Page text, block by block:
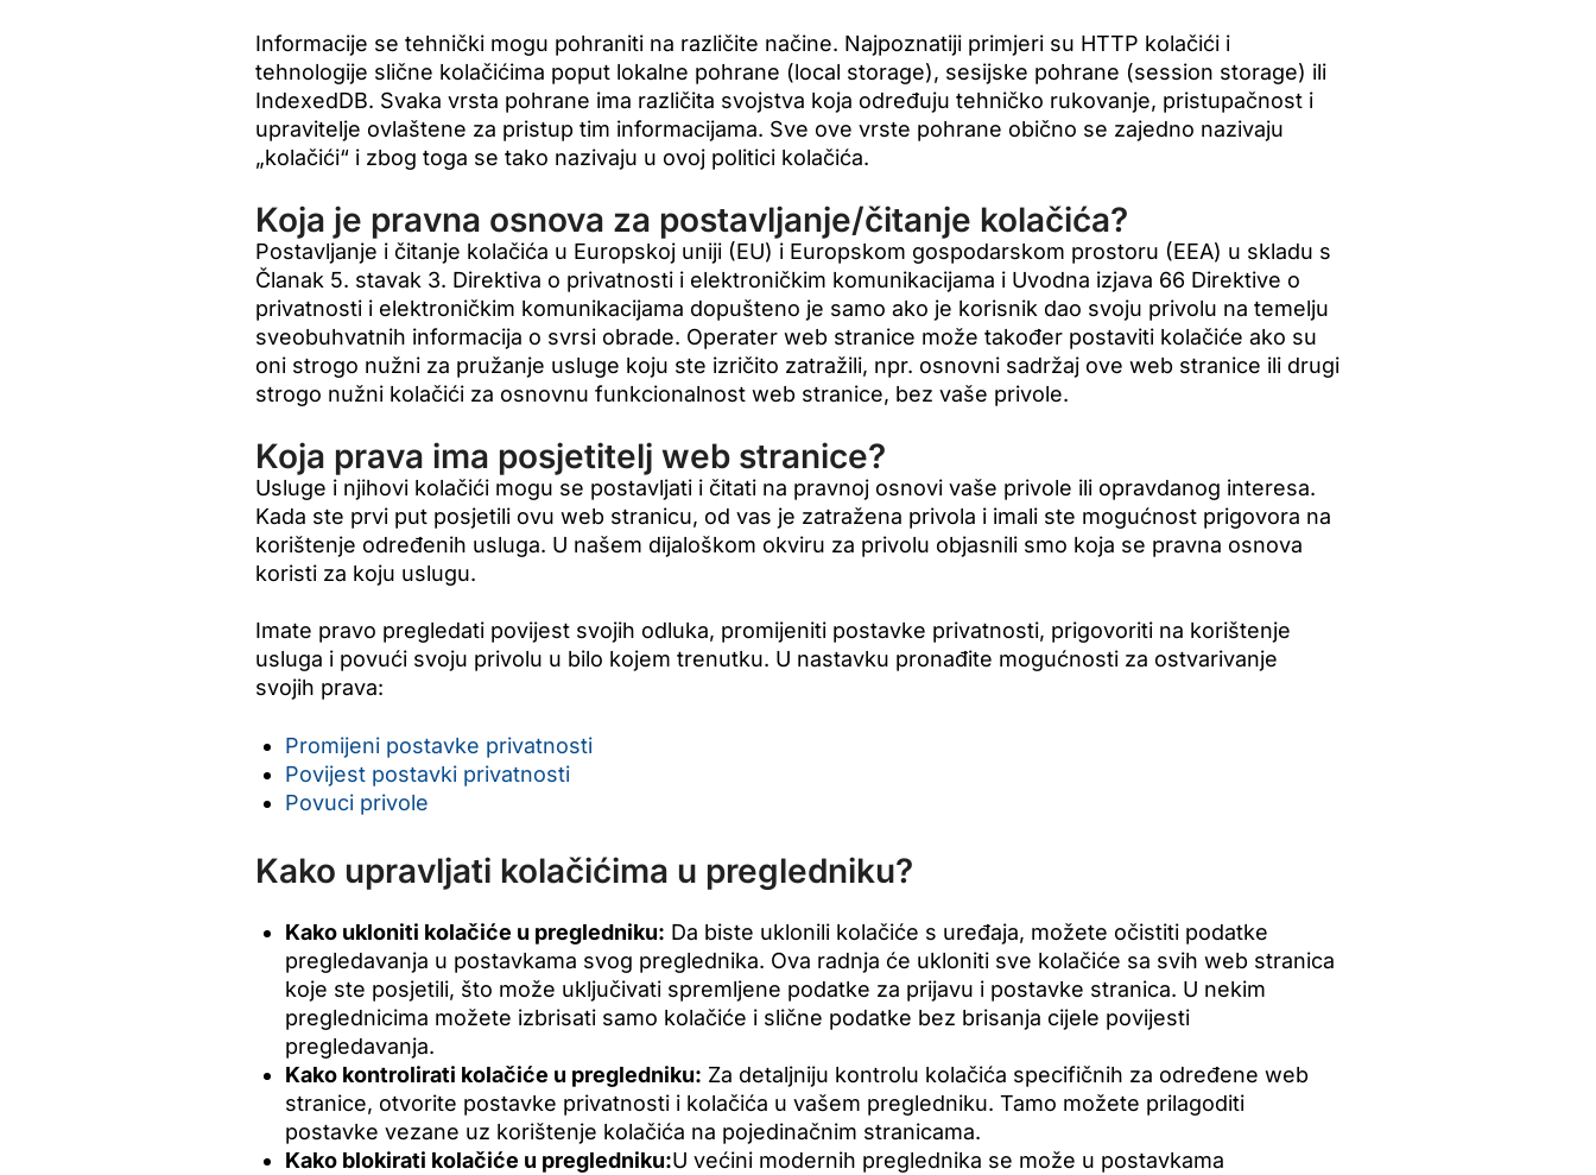
Informacije se tehnički mogu pohraniti na različite načine. Najpoznatiji primjeri su HTTP kolačići i
tehnologije slične kolačićima poput lokalne pohrane (local storage), sesijske pohrane (session storage) ili
IndexedDB. Svaka vrsta pohrane ima različita svojstva koja određuju tehničko rukovanje, pristupačnost i
upravitelje ovlaštene za pristup tim informacijama. Sve ove vrste pohrane obično se zajedno nazivaju
„kolačići“ i zbog toga se tako nazivaju u ovoj politici kolačića.
Koja je pravna osnova za postavljanje/čitanje kolačića?
Postavljanje i čitanje kolačića u Europskoj uniji (EU) i Europskom gospodarskom prostoru (EEA) u skladu s
Članak 5. stavak 3. Direktiva o privatnosti i elektroničkim komunikacijama i Uvodna izjava 66 Direktive o
privatnosti i elektroničkim komunikacijama dopušteno je samo ako je korisnik dao svoju privolu na temelju
sveobuhvatnih informacija o svrsi obrade. Operater web stranice može također postaviti kolačiće ako su
oni strogo nužni za pružanje usluge koju ste izričito zatražili, npr. osnovni sadržaj ove web stranice ili drugi
strogo nužni kolačići za osnovnu funkcionalnost web stranice, bez vaše privole.
Koja prava ima posjetitelj web stranice?
Usluge i njihovi kolačići mogu se postavljati i čitati na pravnoj osnovi vaše privole ili opravdanog interesa.
Kada ste prvi put posjetili ovu web stranicu, od vas je zatražena privola i imali ste mogućnost prigovora na
korištenje određenih usluga. U našem dijaloškom okviru za privolu objasnili smo koja se pravna osnova
koristi za koju uslugu.
Imate pravo pregledati povijest svojih odluka, promijeniti postavke privatnosti, prigovoriti na korištenje
usluga i povući svoju privolu u bilo kojem trenutku. U nastavku pronađite mogućnosti za ostvarivanje
svojih prava:
Promijeni postavke privatnosti
Povijest postavki privatnosti
Povuci privole
Kako upravljati kolačićima u pregledniku?
Kako ukloniti kolačiće u pregledniku: Da biste uklonili kolačiće s uređaja, možete očistiti podatke
pregledavanja u postavkama svog preglednika. Ova radnja će ukloniti sve kolačiće sa svih web stranica
koje ste posjetili, što može uključivati spremljene podatke za prijavu i postavke stranica. U nekim
preglednicima možete izbrisati samo kolačiće i slične podatke bez brisanja cijele povijesti
pregledavanja.
Kako kontrolirati kolačiće u pregledniku: Za detaljniju kontrolu kolačića specifičnih za određene web
stranice, otvorite postavke privatnosti i kolačića u vašem pregledniku. Tamo možete prilagoditi
postavke vezane uz korištenje kolačića na pojedinačnim stranicama.
Kako blokirati kolačiće u pregledniku:U većini modernih preglednika se može u postavkama